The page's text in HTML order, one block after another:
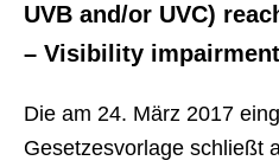
UVB and/or UVC)
– Visibility
Die am 24. März 2017
Gesetzesvorlage schließt